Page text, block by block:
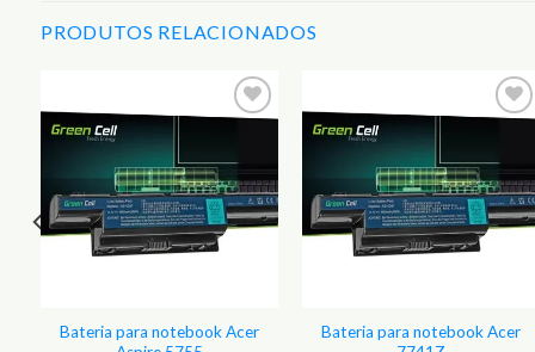
PRODUTOS RELACIONADOS
Favoritos
Bateria para notebook Acer
Favoritos
Bateria para notebook Acer